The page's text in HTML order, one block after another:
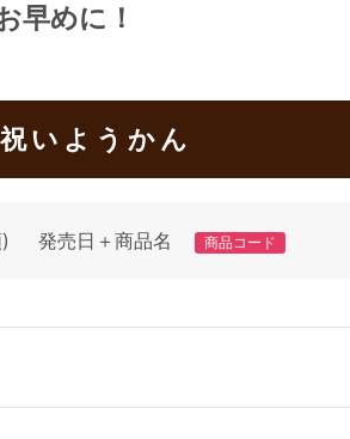
早めに！
いようかん
発売日＋商品名 商品コード